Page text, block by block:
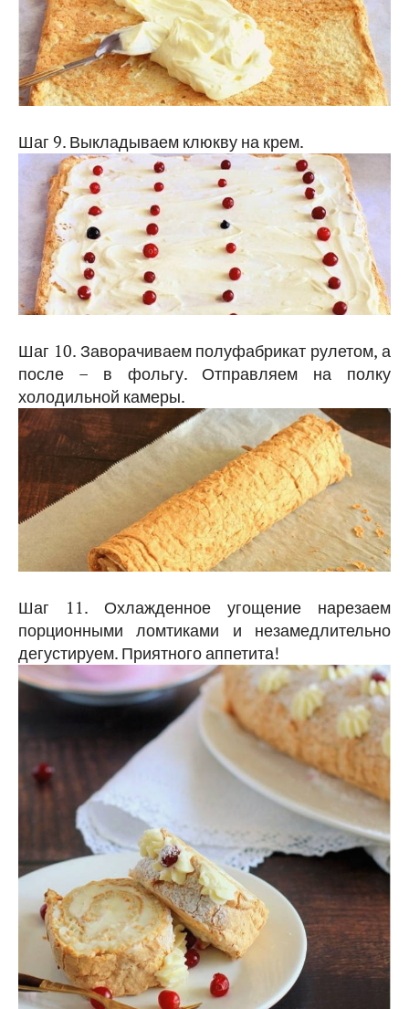
Шаг 9. Выкладываем клюкву на крем.
Шаг 10. Заворачиваем полуфабрикат рулетом, а
после – в фольгу. Отправляем на полку
холодильной камеры.
Шаг 11. Охлажденное угощение нарезаем
порционными ломтиками и незамедлительно
дегустируем. Приятного аппетита!